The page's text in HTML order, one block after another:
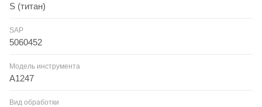
S (титан)
SAP
5060452
Модель инструмента
A1247
Вид обработки